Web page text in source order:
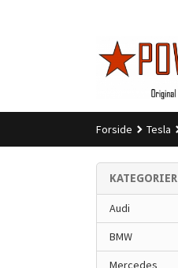
Forside Tesla
KATEGORIER
Audi
BMW
Mercedes